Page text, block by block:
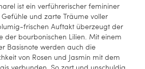
ist ein verführerischer femininer
und zarte Träume voller
frischen Auftakt überzeugt der
der bourbonischen Lilien. Mit einem
Basisnote werden auch die
von Rosen und Jasmin mit dem
verbunden. So zart und unschuldig